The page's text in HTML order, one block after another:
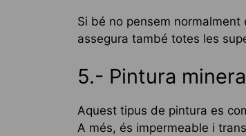
Si bé no pensem
assegura també totes les
5.- Pintura
Aquest tipus de pintura es
A més, és impermeable i